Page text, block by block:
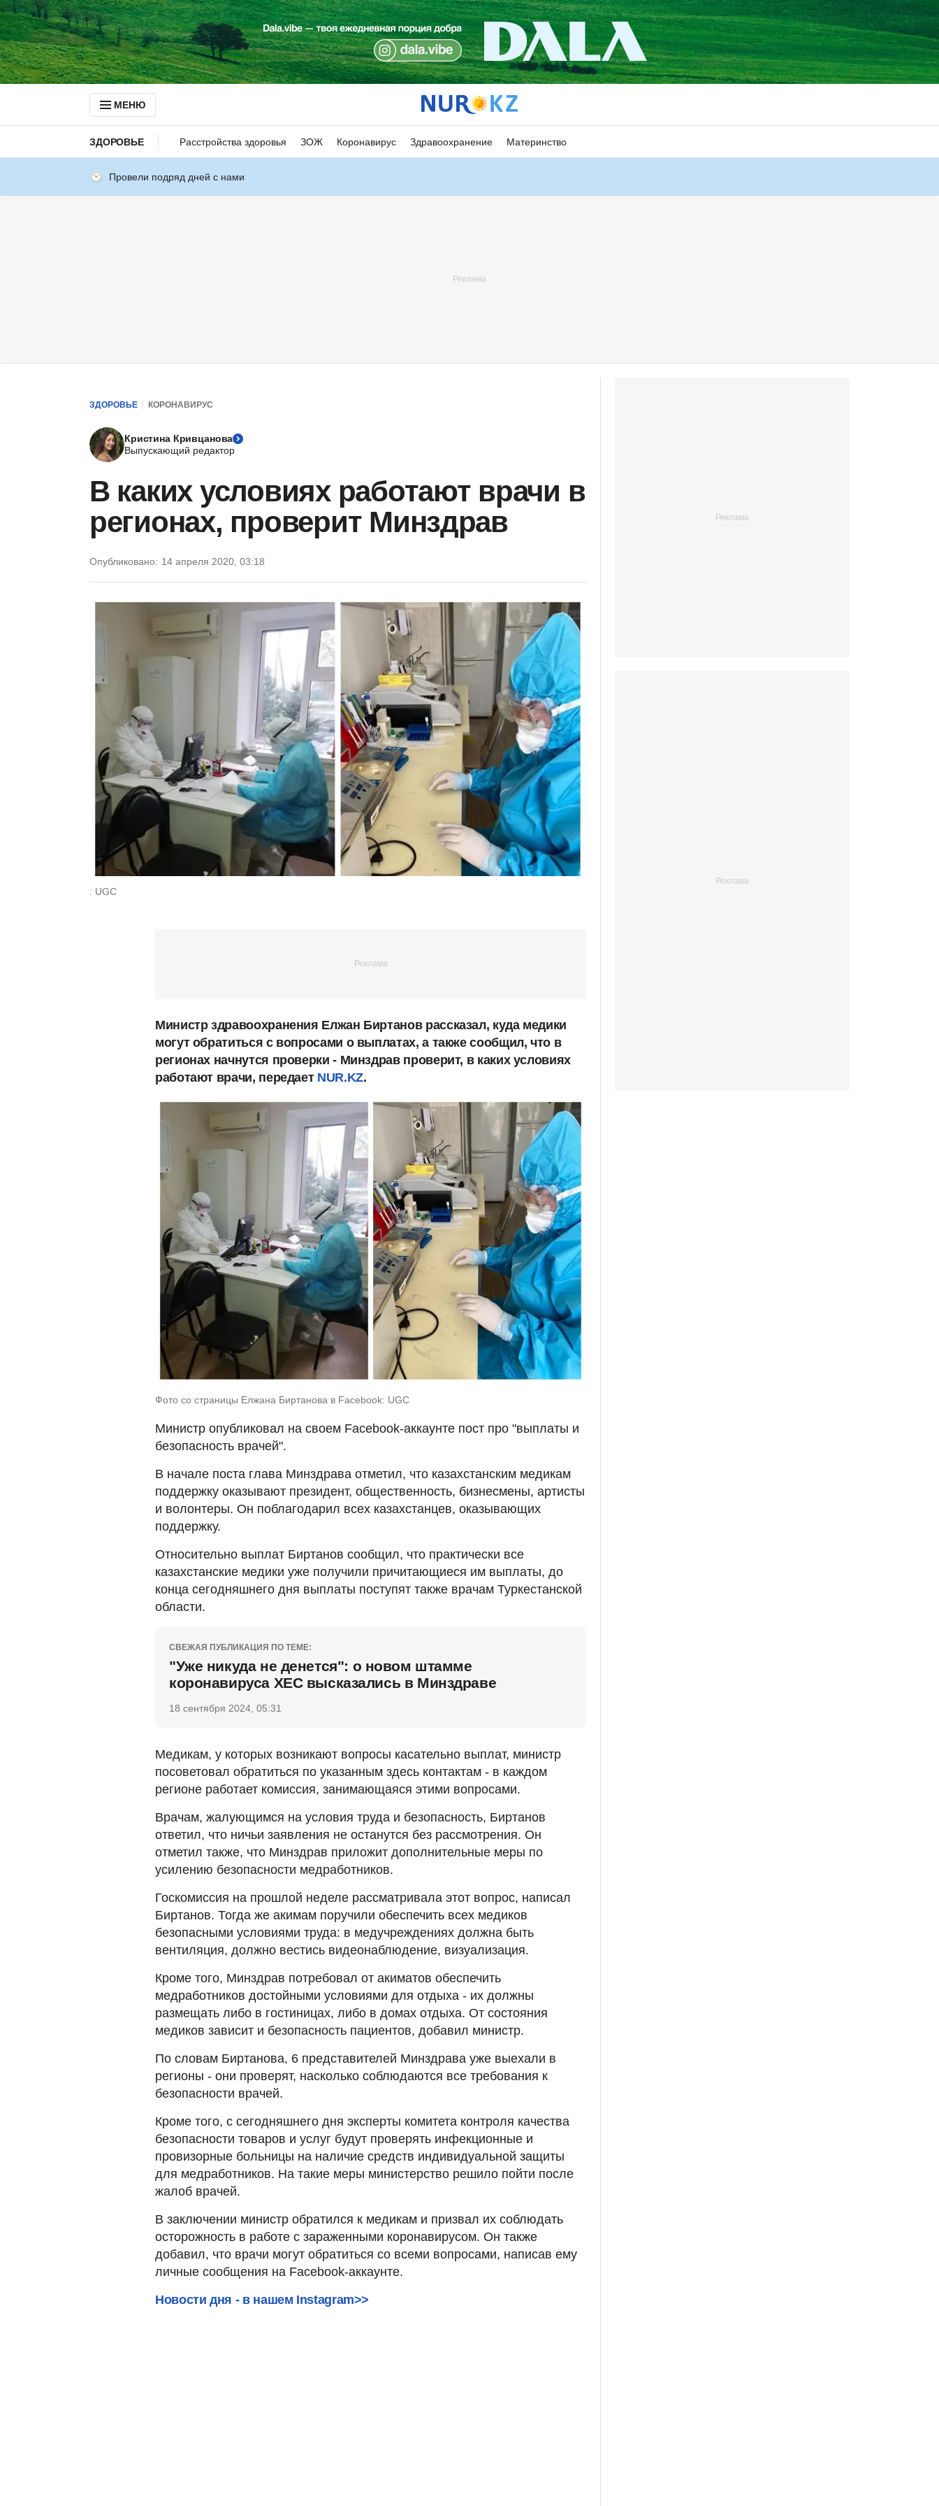
МЕНЮ
ЗДОРОВЬЕ Расстройства здоровья ЗОЖ Коронавирус Здравоохранение Материнство
Провели подряд дней с нами
ЗДОРОВЬЕ КОРОНАВИРУС
Кристина Кривцанова
Выпускающий редактор
В каких условиях работают врачи в
регионах, проверит Минздрав
Опубликовано: 14 апреля 2020, 03:18
: UGC
Министр здравоохранения Елжан Биртанов рассказал, куда медики
могут обратиться с вопросами о выплатах, а также сообщил, что в
регионах начнутся проверки - Минздрав проверит, в каких условиях
работают врачи, передает NUR.KZ.
Фото со страницы Елжана Биртанова в Facebook: UGC
Министр опубликовал на своем Facebook-аккаунте пост про "выплаты и
безопасность врачей".
В начале поста глава Минздрава отметил, что казахстанским медикам
поддержку оказывают президент, общественность, бизнесмены, артисты
и волонтеры. Он поблагодарил всех казахстанцев, оказывающих
поддержку.
Относительно выплат Биртанов сообщил, что практически все
казахстанские медики уже получили причитающиеся им выплаты, до
конца сегодняшнего дня выплаты поступят также врачам Туркестанской
области.
СВЕЖАЯ ПУБЛИКАЦИЯ ПО ТЕМЕ:
"Уже никуда не денется": о новом штамме
коронавируса ХЕС высказались в Минздраве
18 сентября 2024, 05:31
Медикам, у которых возникают вопросы касательно выплат, министр
посоветовал обратиться по указанным здесь контактам - в каждом
регионе работает комиссия, занимающаяся этими вопросами.
Врачам, жалующимся на условия труда и безопасность, Биртанов
ответил, что ничьи заявления не останутся без рассмотрения. Он
отметил также, что Минздрав приложит дополнительные меры по
усилению безопасности медработников.
Госкомиссия на прошлой неделе рассматривала этот вопрос, написал
Биртанов. Тогда же акимам поручили обеспечить всех медиков
безопасными условиями труда: в медучреждениях должна быть
вентиляция, должно вестись видеонаблюдение, визуализация.
Кроме того, Минздрав потребовал от акиматов обеспечить
медработников достойными условиями для отдыха - их должны
размещать либо в гостиницах, либо в домах отдыха. От состояния
медиков зависит и безопасность пациентов, добавил министр.
По словам Биртанова, 6 представителей Минздрава уже выехали в
регионы - они проверят, насколько соблюдаются все требования к
безопасности врачей.
Кроме того, с сегодняшнего дня эксперты комитета контроля качества
безопасности товаров и услуг будут проверять инфекционные и
провизорные больницы на наличие средств индивидуальной защиты
для медработников. На такие меры министерство решило пойти после
жалоб врачей.
В заключении министр обратился к медикам и призвал их соблюдать
осторожность в работе с зараженными коронавирусом. Он также
добавил, что врачи могут обратиться со всеми вопросами, написав ему
личные сообщения на Facebook-аккаунте.
Новости дня - в нашем Instagram>>